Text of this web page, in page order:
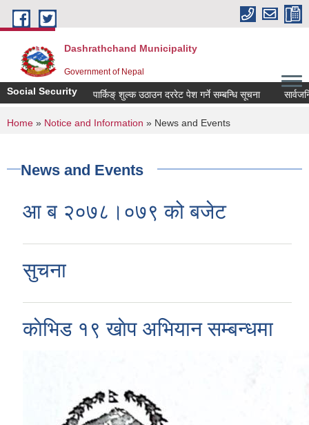
Skip to main content
Dashrathchand Municipality
Government of Nepal
Social Security पार्किङ् शुल्क उठाउन दररेट पेश गर्ने सम्बन्धि सूचना
You are here
Home » Notice and Information » News and Events
News and Events
आ ब २०७८।०७९ को बजेट
सुचना
काेभिड १९ खाेप अभियान सम्बन्धमा